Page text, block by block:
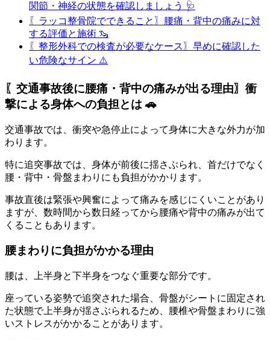
関節・神経の状態を確認しましょう 🩺
〖ラッコ整骨院でできること〗腰痛・背中の痛みに対
する評価と施術 🦦
〖整形外科での検査が必要なケース〗早めに確認した
い危険なサイン ⚠️
〖交通事故後に腰痛・背中の痛みが出る理由〗衝
撃による身体への負担とは 🚗
交通事故では、衝突や急停止によって身体に大きな外力が加
わります。
特に追突事故では、身体が前後に揺さぶられ、首だけでなく
腰・背中・骨盤まわりにも負担がかかります。
事故直後は緊張や興奮によって痛みを感じにくいことがあり
ますが、数時間から数日経ってから腰痛や背中の痛みが出て
くることもあります。
腰まわりに負担がかかる理由
腰は、上半身と下半身をつなぐ重要な部分です。
座っている姿勢で追突された場合、骨盤がシートに固定され
た状態で上半身が揺さぶられるため、腰椎や骨盤まわりに強
いストレスがかかることがあります。